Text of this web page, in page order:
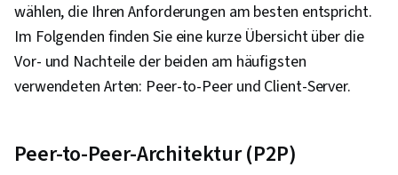
wählen, die Ihren Anforderungen am besten entspricht.
Im Folgenden finden Sie eine kurze Übersicht über die
Vor- und Nachteile der beiden am häufigsten
verwendeten Arten: Peer-to-Peer und Client-Server.
Peer-to-Peer-Architektur (P2P)